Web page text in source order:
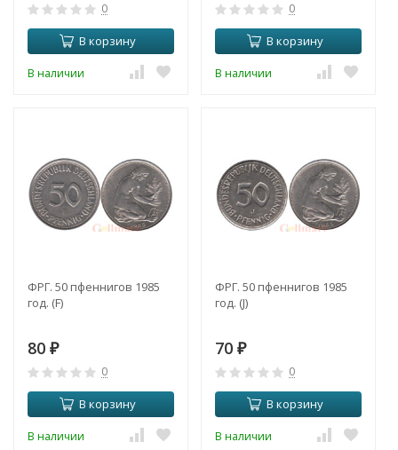
0
В корзину
В наличии
0
В корзину
В наличии
ФРГ. 50 пфеннигов 1985
год. (F)
80 ₽
0
В корзину
В наличии
ФРГ. 50 пфеннигов 1985
год. (J)
70 ₽
0
В корзину
В наличии